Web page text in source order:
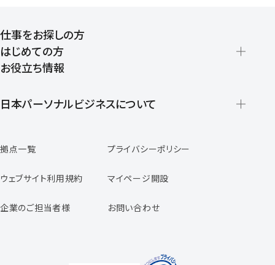
仕事をお探しの方
はじめての方
登録から就業開始までの流れ
お役立ち情報
日本パーソナルビジネスについて
スタッフの声
専任コンサルタントの声
福利厚生のご案内
拠点一覧 プライバシーポリシー
ウェブサイト利用規約 マイページ開設
企業のご担当者様 お問い合わせ